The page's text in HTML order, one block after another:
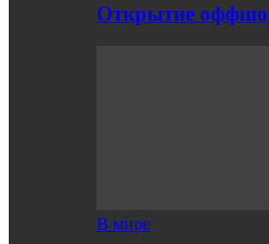
Открытие
В мире